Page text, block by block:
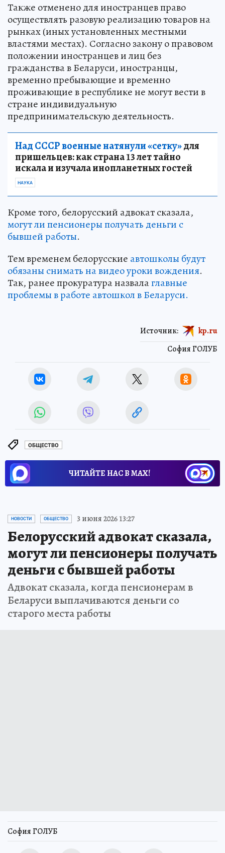
Также отменено для иностранцев право
осуществлять разовую реализацию товаров на
рынках (иных установленных местными
властями местах). Согласно закону о правовом
положении иностранцев и лиц без
гражданства в Беларуси, иностранцы,
временно пребывающие и временно
проживающие в республике не могут вести в
стране индивидуальную
предпринимательскую деятельность.
Над СССР военные натянули «сетку»для
пришельцев: как страна 13 лет тайно
искала и изучала инопланетных гостей
НАУКА
Кроме того, белорусский адвокат сказала,
могут ли пенсионеры получать деньги с
бывшей работы.
Тем временем белорусские автошколы будут
обязаны снимать на видео уроки вождения.
Так, ранее прокуратура назвалаглавные
проблемы в работе автошкол в Беларуси.
София ГОЛУБ
Источник: kp.ru
ОБЩЕСТВО
ЧИТАЙТЕ НАС В МАХ!
НОВОСТИ ОБЩЕСТВО 3 июня 2026 13:27
Белорусский адвокат сказала,
могут ли пенсионеры получать
деньги с бывшей работы
Адвокат сказала, когда пенсионерам в
Беларуси выплачиваются деньги со
старого места работы
София ГОЛУБ